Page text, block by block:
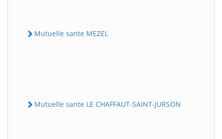
Mutuelle sante MEZEL
Mutuelle sante LE CHAFFAUT-SAINT-JURSON